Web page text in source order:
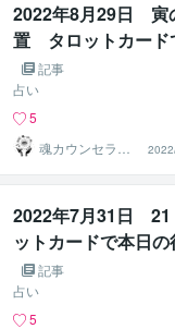
2022年8月29日
置 タロットカード
伝えします。
記事
占い
5
魂カウンセラー
✨ あきほ（aki
ho）
2022年7月31日
ットカードで本日
す。記事
占い
5